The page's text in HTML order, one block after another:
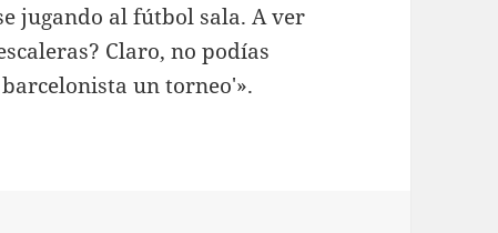
jugando al fútbol sala. A ver
Claro, no podías
un torneo'».